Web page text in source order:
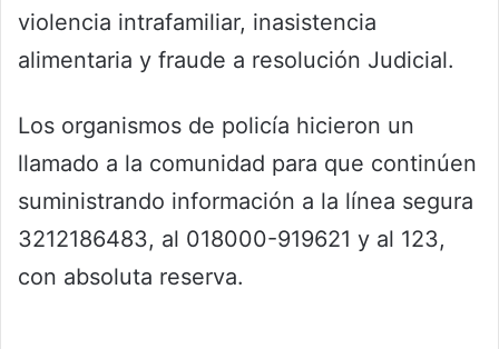
violencia intrafamiliar, inasistencia
alimentaria y fraude a resolución Judicial.
Los organismos de policía hicieron un
llamado a la comunidad para que continúen
suministrando información a la línea segura
3212186483, al 018000-919621 y al 123,
con absoluta reserva.